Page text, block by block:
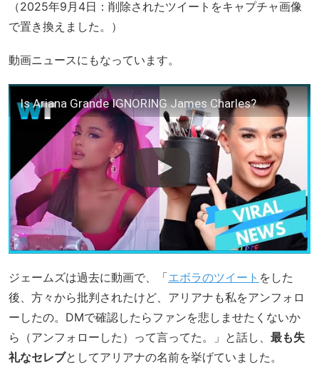
（2025年9月4日：削除されたツイートをキャプチャ画像
で置き換えました。）
動画ニュースにもなっています。
Is Ariana Grande IGNORING James Charles?
ジェームズは過去に動画で、「エボラのツイート をした
後、方々から批判されたけど、アリアナも私をアンフォロ
ーしたの。DMで確認したらファンを悲しませたくないか
ら（アンフォローした）って言ってた。」と話し、 最も失
礼なセレブとしてアリアナの名前を挙げていました。